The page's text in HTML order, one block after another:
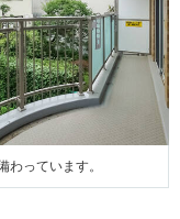
わっています。